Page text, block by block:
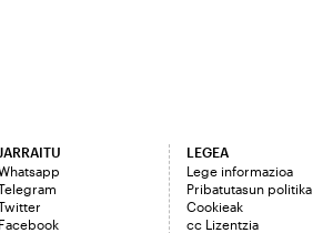
JARRAITU
Facebook
LEGEA
Lege informazioa
Pribatutasun politika
Cookieak
cc Lizentzia